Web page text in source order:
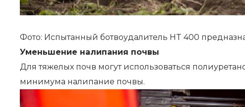
Фото: Испытанный ботвоудалитель HT 400
Уменьшение налипания почвы
Для тяжелых почв могут использоваться
минимума налипание почвы.